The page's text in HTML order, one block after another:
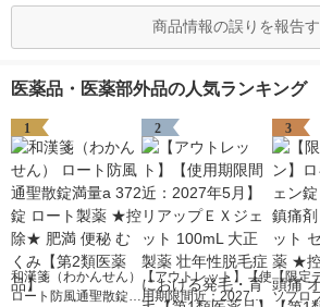
商品情報の誤りを報告
医薬品・医薬部外品の人気ランキング
1
和漢箋（わかんせん）
ロート防風通聖散錠満
2
【アウトレット】【使
用期限間近：2027年5
3
【限定
ソプロ